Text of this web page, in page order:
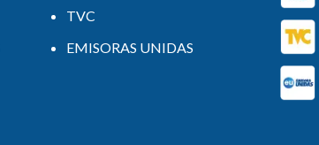
TVC
EMISORAS UNIDAS